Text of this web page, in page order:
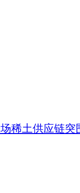
稀土供应链突